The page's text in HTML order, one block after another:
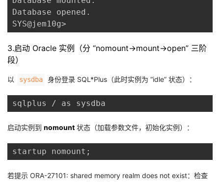
Database opened.
SYS@jem10g>
3.启动 Oracle 实例（分 “nomount→mount→open” 三阶
段）
以 sysdba 身份登录 SQL*Plus（此时实例为 “idle” 状态）：
sqlplus / as sysdba
启动实例到 nomount 状态（加载参数文件，初始化实例）：
startup nomount;
若提示 ORA-27101: shared memory realm does not exist：检查